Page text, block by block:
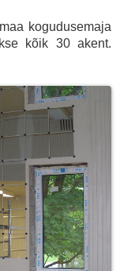
kogudusemaja
kõik 30 akent.